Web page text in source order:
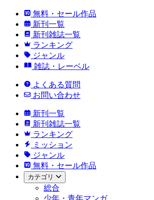
無料・セール作品
新刊一覧
新刊雑誌一覧
ランキング
ジャンル
雑誌・レーベル
よくある質問
お問い合わせ
新刊一覧
新刊雑誌一覧
ランキング
ミッション
ジャンル
無料・セール作品
カテゴリ
総合
少年・青年マンガ